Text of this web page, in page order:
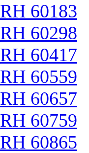
RH 60183
RH 60298
RH 60417
RH 60559
RH 60657
RH 60759
RH 60865